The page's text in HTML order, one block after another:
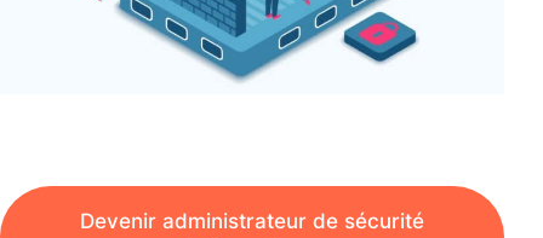
Devenir administrateur de sécurité